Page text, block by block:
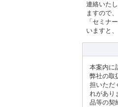
連絡いた
ますので
「セミナ
いますと
本案内に
弊社の取
担いただ
れがあり
品等の契